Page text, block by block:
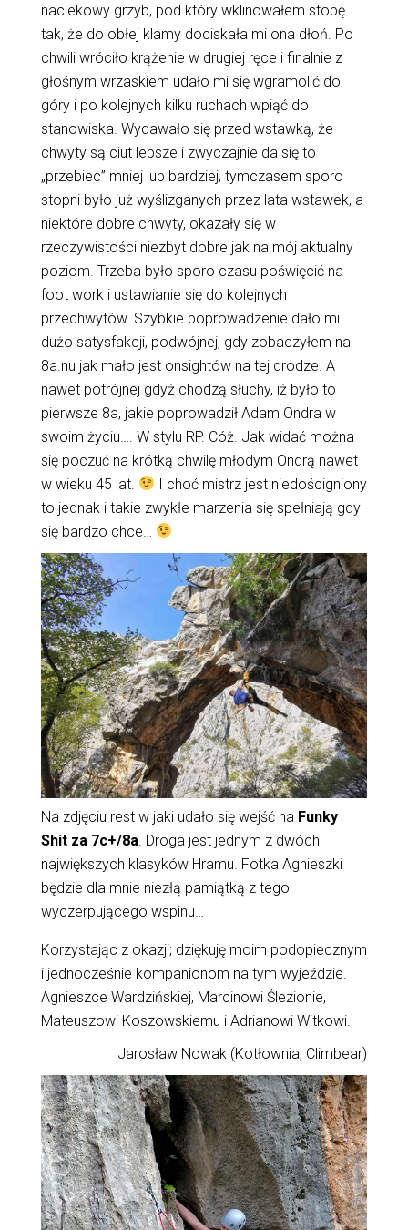
naciekowy grzyb, pod który wklinowałem stopę
tak, że do obłej klamy dociskała mi ona dłoń. Po
chwili wróciło krążenie w drugiej ręce i finalnie z
głośnym wrzaskiem udało mi się wgramolić do
góry i po kolejnych kilku ruchach wpiąć do
stanowiska. Wydawało się przed wstawką, że
chwyty są ciut lepsze i zwyczajnie da się to
„przebiec” mniej lub bardziej, tymczasem sporo
stopni było już wyślizganych przez lata wstawek, a
niektóre dobre chwyty, okazały się w
rzeczywistości niezbyt dobre jak na mój aktualny
poziom. Trzeba było sporo czasu poświęcić na
foot work i ustawianie się do kolejnych
przechwytów. Szybkie poprowadzenie dało mi
dużo satysfakcji, podwójnej, gdy zobaczyłem na
8a.nu jak mało jest onsightów na tej drodze. A
nawet potrójnej gdyż chodzą słuchy, iż było to
pierwsze 8a, jakie poprowadził Adam Ondra w
swoim życiu…. W stylu RP. Cóż. Jak widać można
się poczuć na krótką chwilę młodym Ondrą nawet
w wieku 45 lat.
I choć mistrz jest niedościgniony
to jednak i takie zwykłe marzenia się spełniają gdy
się bardzo chce…
Na zdjęciu rest w jaki udało się wejść na Funky
Shit za 7c+/8a . Droga jest jednym z dwóch
największych klasyków Hramu. Fotka Agnieszki
będzie dla mnie niezłą pamiątką z tego
wyczerpującego wspinu…
Korzystając z okazji; dziękuję moim podopiecznym
i jednocześnie kompanionom na tym wyjeździe.
Agnieszce Wardzińskiej, Marcinowi Ślezionie,
Mateuszowi Koszowskiemu i Adrianowi Witkowi.
Jarosław Nowak (Kotłownia, Climbear)